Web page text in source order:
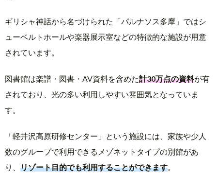
ギリシャ神話から名づけられた「パルナソス多摩」ではシ
ューベルトホールや楽器展示室などの特徴的な施設が用意
されています。
図書館は楽譜・図書・AV資料を含めた計30万点の資料が有
されており、光の多い利用しやすい雰囲気となっていま
す。
「軽井沢高原研修センター」という施設には、家族や少人
数のグループで利用できるメゾネットタイプの別館があ
り、 リゾート目的でも利用することができます。